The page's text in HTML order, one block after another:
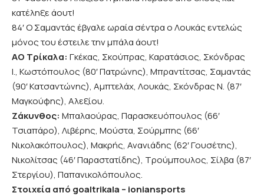
κατέληξε άουτ!
84′ Ο Σαμαντάς έβγαλε ωραία σέντρα ο Λουκάς εντελώς
μόνος του έστειλε την μπάλα άουτ!
ΑΟ Τρίκαλα: Γκέκας, Σκούπρας, Καρατάσιος, Σκόνδρας
Ι., Κωστόπουλος (80′ Πατρώνης), Μπραντίτσας, Σαμαντάς
(90′ Κατσαντώνης), Αμπτελάχ, Λουκάς, Σκόνδρας Ν. (87′
Μαγκούφης), Αλεξίου.
Ζάκυνθος: Μπαλαούρας, Παρασκευόπουλος (66′
Τσιαπάρο), Λιβέρης, Μούστα, Σούρμπης (66′
Νικολακόπουλος), Μακρής, Ανανιάδης (62′ Γουσέτης),
Νικολίτσας (46′ Παραστατίδης), Τρούμπουλος, Σίλβα (87′
Στεργίου), Παπανικολόπουλος.
Στοιχεία από goaltrikala – ioniansports